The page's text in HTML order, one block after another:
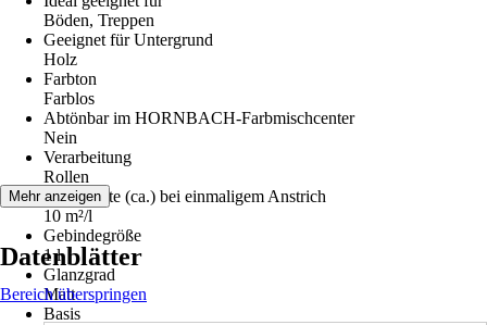
Böden, Treppen
Geeignet für Untergrund
Holz
Farbton
Farblos
Abtönbar im HORNBACH-Farbmischcenter
Nein
Verarbeitung
Rollen
Reichweite (ca.) bei einmaligem Anstrich
10 m²/l
Gebindegröße
1 l
Glanzgrad
Matt
Basis
Mehr anzeigen
Datenblätter
Bereich überspringen